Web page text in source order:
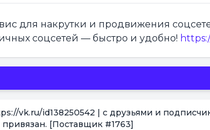
для накрутки и продвижения
соцсетей — быстро и удобно!
vk.ru/id138250542 | с друзьями и
[Поставщик #1763]